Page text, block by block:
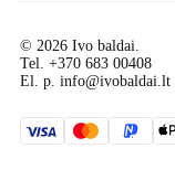
© 2026 Ivo baldai.
Tel. +370 683 00408
El. p. info@ivobaldai.lt